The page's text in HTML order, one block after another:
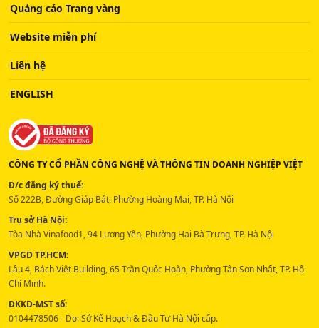
Quảng cáo Trang vàng
Website miễn phí
Liên hệ
ENGLISH
CÔNG TY CỔ PHẦN CÔNG NGHỆ VÀ THÔNG TIN DOANH NGHIỆP VIỆT
Đ/c đăng ký thuế:
Số 222B, Đường Giáp Bát, Phường Hoàng Mai, TP. Hà Nội
Trụ sở Hà Nội:
Tòa Nhà Vinafood1, 94 Lương Yên, Phường Hai Bà Trưng, TP. Hà Nội
VPGD TP.HCM:
Lầu 4, Bách Việt Building, 65 Trần Quốc Hoàn, Phường Tân Sơn Nhất, TP. Hồ
Chí Minh.
ĐKKD-MST số:
0104478506 - Do: Sở Kế Hoạch & Đầu Tư Hà Nội cấp.